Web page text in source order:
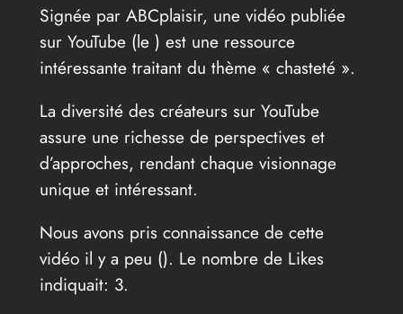
Signée par ABCplaisir, une vidéo publiée
sur YouTube (le ) est une ressource
intéressante traitant du thème « chasteté ».
La diversité des créateurs sur YouTube
assure une richesse de perspectives et
d’approches, rendant chaque visionnage
unique et intéressant.
Nous avons pris connaissance de cette
vidéo il y a peu (). Le nombre de Likes
indiquait: 3.